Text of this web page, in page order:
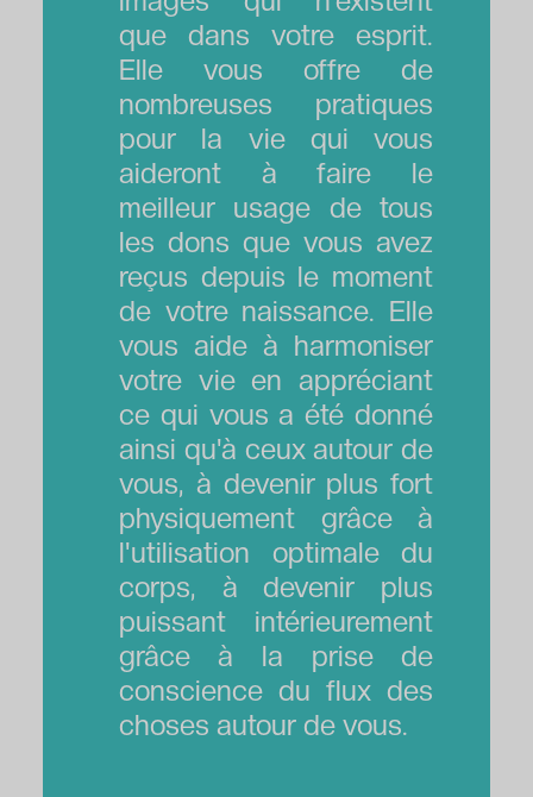
que dans votre esprit.
Elle vous offre de
nombreuses pratiques
pour la vie qui vous
aideront à faire le
meilleur usage de tous
les dons que vous avez
reçus depuis le moment
de votre naissance. Elle
vous aide à harmoniser
votre vie en appréciant
ce qui vous a été donné
ainsi qu'à ceux autour de
vous, à devenir plus fort
physiquement grâce à
l'utilisation optimale du
corps, à devenir plus
puissant intérieurement
grâce à la prise de
conscience du flux des
choses autour de vous.